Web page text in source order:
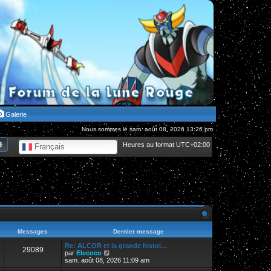
Galerie
Nous sommes le sam. août 08, 2026 13:26 pm
Heures au format UTC+02:00
Français
Recherche avancée
Messages Dernier message
29089
Re: ALCOR et la grande histoi…
par Elecoco
o
i
sam. août 08, 2026 11:09 am